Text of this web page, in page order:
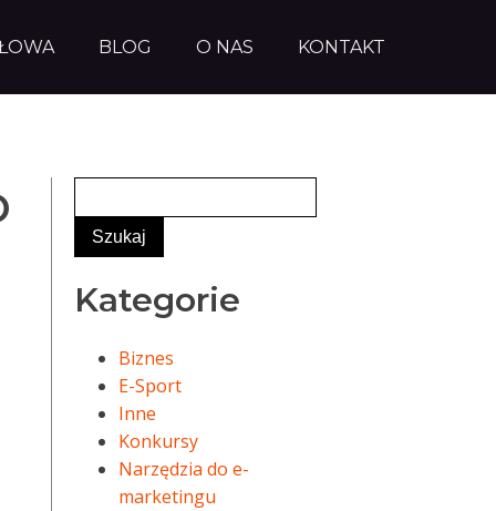
BLOG O NAS KONTAKT
Kategorie
Biznes
E-Sport
Inne
Konkursy
Narzędzia do e-
marketingu